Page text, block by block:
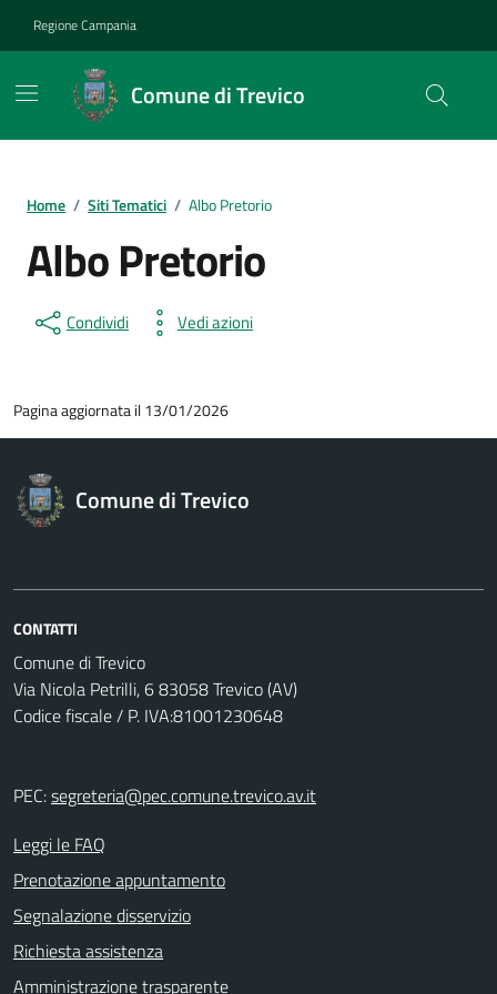
Regione Campania
Comune di Trevico
Home / Siti Tematici / Albo Pretorio
Albo Pretorio
Condividi Vedi azioni
Pagina aggiornata il 13/01/2026
Comune di Trevico
CONTATTI
Comune di Trevico
Via Nicola Petrilli, 6 83058 Trevico (AV)
Codice fiscale / P. IVA:81001230648
PEC:segreteria@pec.comune.trevico.av.it
Leggi le FAQ
Prenotazione appuntamento
Segnalazione disservizio
Richiesta assistenza
Amministrazione trasparente